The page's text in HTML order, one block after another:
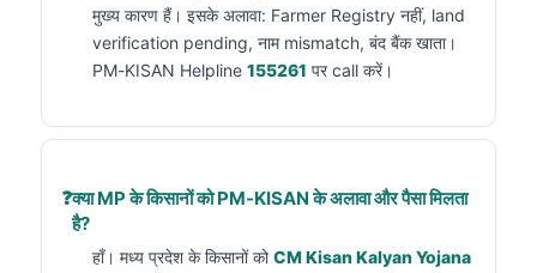
मुख्य कारण हैं। इसके अलावा: Farmer Registry नहीं, land
verification pending, नाम mismatch, बंद बैंक खाता।
PM-KISAN Helpline 155261 पर call करें।
क्या MP के किसानों को PM-KISAN के अलावा और पैसा मिलता
है?
हाँ। मध्य प्रदेश के किसानों कोCM Kisan Kalyan Yojana